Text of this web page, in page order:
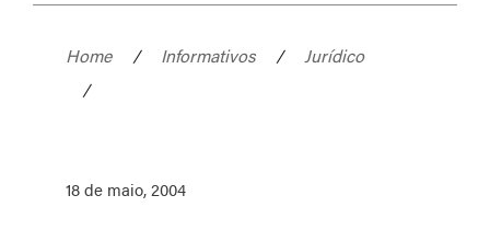
Home / Informativos /
Jurídico
/
18 de maio, 2004